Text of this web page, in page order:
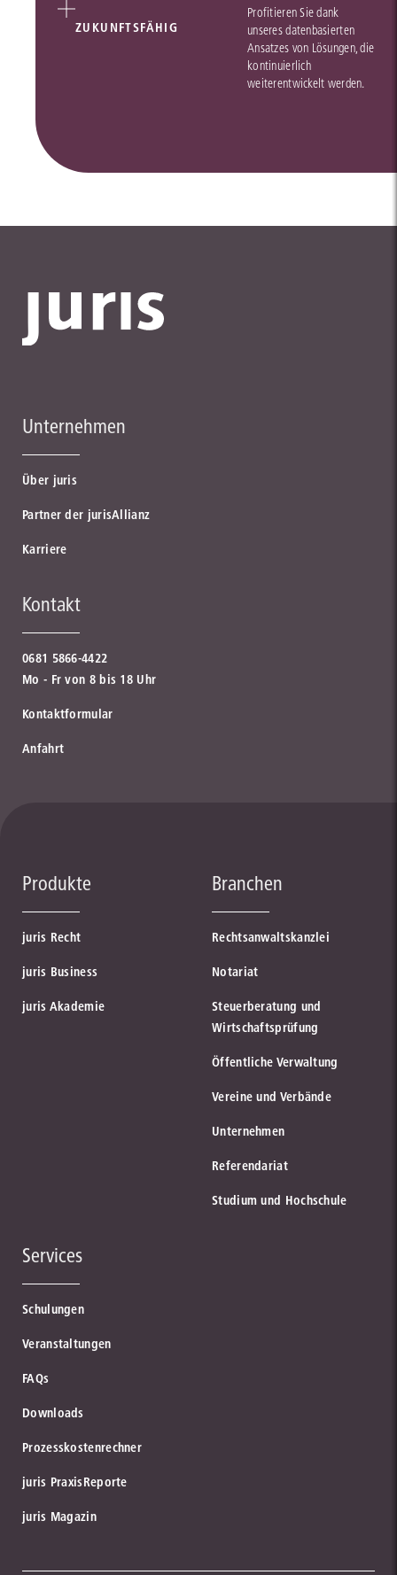
ZUKUNFTSFÄHIG
Profitieren Sie dank
unseres datenbasierten
Ansatzes von Lösungen, die
kontinuierlich
weiterentwickelt werden.
Unternehmen
Über juris
Partner der jurisAllianz
Karriere
Kontakt
0681 5866-4422
Mo - Fr von 8 bis 18 Uhr
Kontaktformular
Anfahrt
Produkte
juris Recht
juris Business
juris Akademie
Branchen
Rechtsanwaltskanzlei
Notariat
Steuerberatung und
Wirtschaftsprüfung
Öffentliche Verwaltung
Vereine und Verbände
Unternehmen
Referendariat
Studium und Hochschule
Services
Schulungen
Veranstaltungen
FAQs
Downloads
Prozesskostenrechner
juris PraxisReporte
juris Magazin